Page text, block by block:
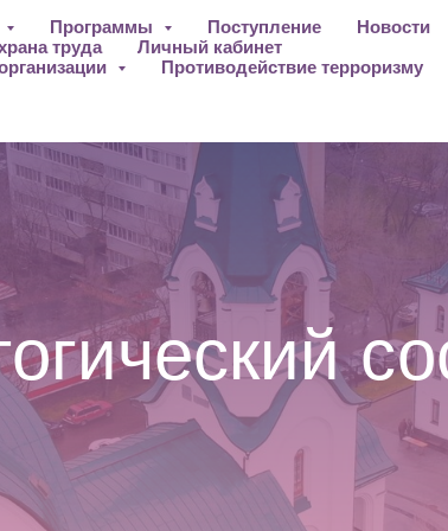
Программы Поступление
Новости
труда
Личный кабинет
Противодействие терроризму